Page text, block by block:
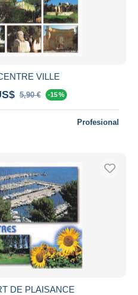
VILLE
5,90 € -15 %
Profesional
DE PLAISANCE